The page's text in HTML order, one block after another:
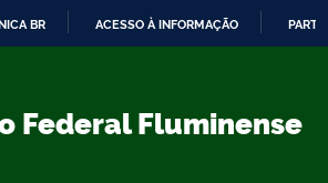
CONTEÚDO
BR ACESSO À INFORMAÇÃO
Federal Fluminense